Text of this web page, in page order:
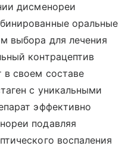
дисменореи
оральные
выбора для лечения
контрацептив
своем составе
с уникальными
эффективно
подавляя
воспаления